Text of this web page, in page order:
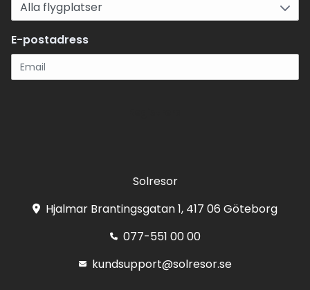
E-postadress
Solresor
Hjalmar Brantingsgatan 1, 417 06 Göteborg
077-551 00 00
kundsupport@solresor.se